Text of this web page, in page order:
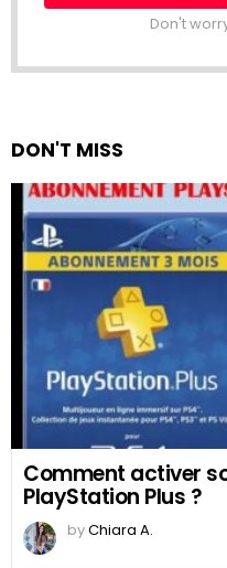
Don't
DON'T MISS
Comment activer
PlayStation Plus ?
byChiara A.